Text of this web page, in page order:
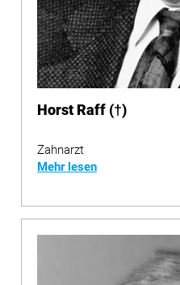
Horst Raff (†)
Zahnarzt
Mehr lesen